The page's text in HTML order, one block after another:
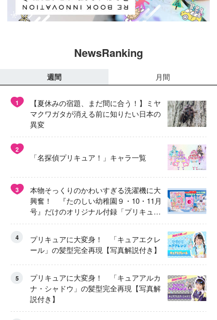
NewsRanking
週間 月間
1
【夏休みの宿題、まだ間に合う！】ミヤ
マクワガタが消える前に知りたい日本の
異変
2
「名探偵プリキュア！」キャラ一覧
3
本物そっくりのかわいすぎる洗濯機に大
興奮！ 『たのしい幼稚園９・10・11月
号』だけのオリジナル付録「プリキュ
ア くるくるせんたくき」
4
プリキュアに大変身！ 「キュアエクレ
ール」の髪型完全再現【写真解説付き】
5
プリキュアに大変身！ 「キュアアルカ
ナ・シャドウ」の髪型完全再現【写真解
説付き】